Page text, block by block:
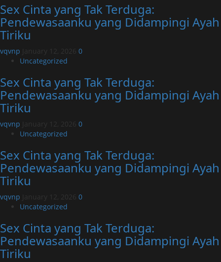
Sex Cinta yang Tak Terduga:
Pendewasaanku yang Didampingi Ayah
Tiriku
vqvnp January 12, 2026 0
Uncategorized
Sex Cinta yang Tak Terduga:
Pendewasaanku yang Didampingi Ayah
Tiriku
vqvnp January 12, 2026 0
Uncategorized
Sex Cinta yang Tak Terduga:
Pendewasaanku yang Didampingi Ayah
Tiriku
vqvnp January 12, 2026 0
Uncategorized
Sex Cinta yang Tak Terduga:
Pendewasaanku yang Didampingi Ayah
Tiriku